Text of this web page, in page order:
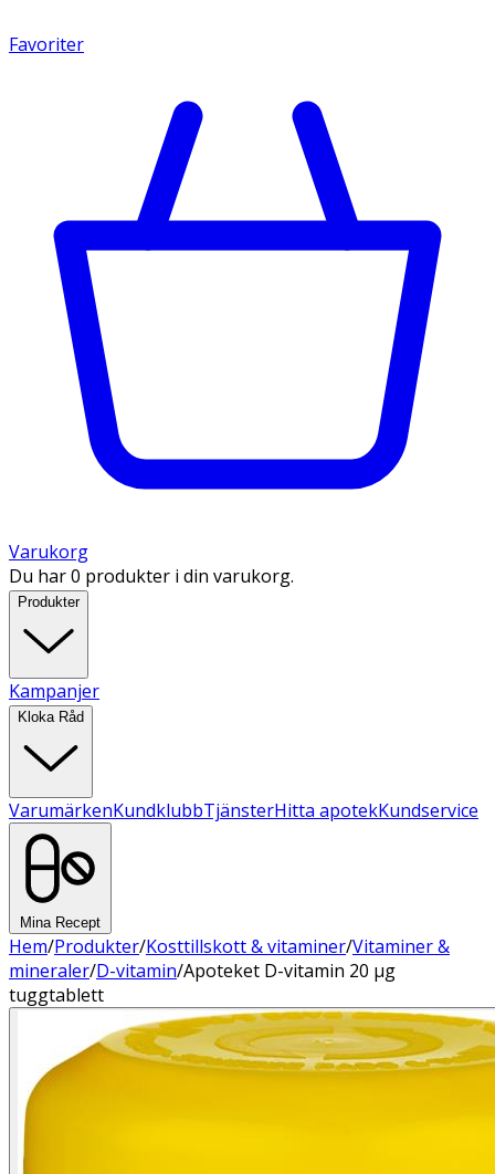
Favoriter
Varukorg
Du har 0 produkter i din varukorg.
Produkter
Kampanjer
Kloka Råd
VarumärkenKundklubbTjänsterHitta apotekKundservice
Mina Recept
Hem/Produkter/Kosttillskott & vitaminer/Vitaminer &
mineraler/D-vitamin/Apoteket D-vitamin 20 µg
tuggtablett